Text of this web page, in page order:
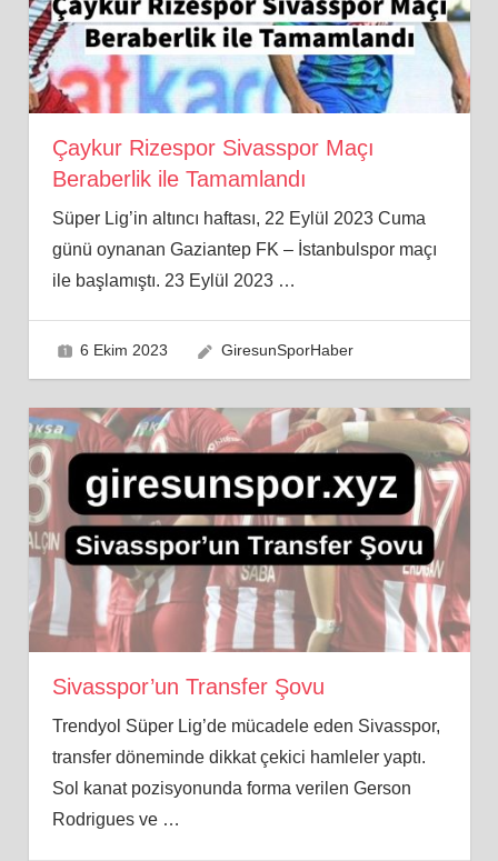
Çaykur Rizespor Sivasspor Maçı
Beraberlik ile Tamamlandı
Süper Lig’in altıncı haftası, 22 Eylül 2023 Cuma
günü oynanan Gaziantep FK – İstanbulspor maçı
ile başlamıştı. 23 Eylül 2023 …
6 Ekim 2023 GiresunSporHaber
Sivasspor’un Transfer Şovu
Trendyol Süper Lig’de mücadele eden Sivasspor,
transfer döneminde dikkat çekici hamleler yaptı.
Sol kanat pozisyonunda forma verilen Gerson
Rodrigues ve …